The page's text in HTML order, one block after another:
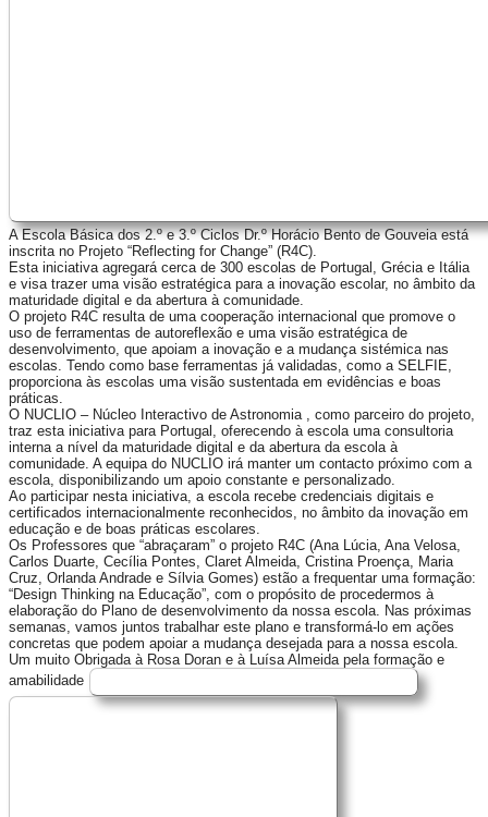
A Escola Básica dos 2.º e 3.º Ciclos Dr.º Horácio Bento de Gouveia está
inscrita no Projeto “Reflecting for Change” (R4C).
Esta iniciativa agregará cerca de 300 escolas de Portugal, Grécia e Itália
e visa trazer uma visão estratégica para a inovação escolar, no âmbito da
maturidade digital e da abertura à comunidade.
O projeto R4C resulta de uma cooperação internacional que promove o
uso de ferramentas de autoreflexão e uma visão estratégica de
desenvolvimento, que apoiam a inovação e a mudança sistémica nas
escolas. Tendo como base ferramentas já validadas, como a SELFIE,
proporciona às escolas uma visão sustentada em evidências e boas
práticas.
O NUCLIO – Núcleo Interactivo de Astronomia , como parceiro do projeto,
traz esta iniciativa para Portugal, oferecendo à escola uma consultoria
interna a nível da maturidade digital e da abertura da escola à
comunidade. A equipa do NUCLIO irá manter um contacto próximo com a
escola, disponibilizando um apoio constante e personalizado.
Ao participar nesta iniciativa, a escola recebe credenciais digitais e
certificados internacionalmente reconhecidos, no âmbito da inovação em
educação e de boas práticas escolares.
Os Professores que “abraçaram” o projeto R4C (Ana Lúcia, Ana Velosa,
Carlos Duarte, Cecília Pontes, Claret Almeida, Cristina Proença, Maria
Cruz, Orlanda Andrade e Sílvia Gomes) estão a frequentar uma formação:
“Design Thinking na Educação”, com o propósito de procedermos à
elaboração do Plano de desenvolvimento da nossa escola. Nas próximas
semanas, vamos juntos trabalhar este plano e transformá-lo em ações
concretas que podem apoiar a mudança desejada para a nossa escola.
Um muito Obrigada à Rosa Doran e à Luísa Almeida pela formação e
amabilidade